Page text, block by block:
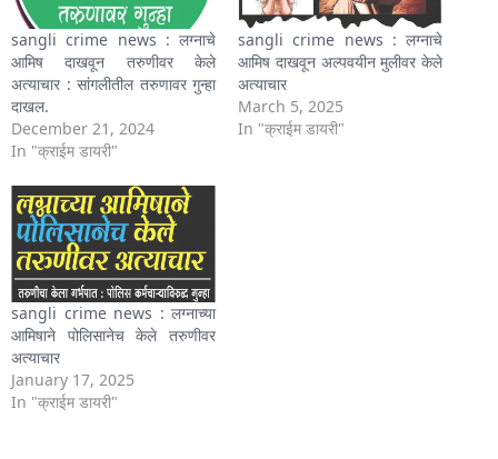
sangli crime news : लग्नाचे
आमिष दाखवून तरुणीवर केले
अत्याचार : सांगलीतील तरुणावर गुन्हा
दाखल.
December 21, 2024
In "क्राईम डायरी"
sangli crime news : लग्नाचे
आमिष दाखवून अल्पवयीन मुलीवर केले
अत्याचार
March 5, 2025
In "क्राईम डायरी"
sangli crime news : लग्नाच्या
आमिषाने पोलिसानेच केले तरुणीवर
अत्याचार
January 17, 2025
In "क्राईम डायरी"